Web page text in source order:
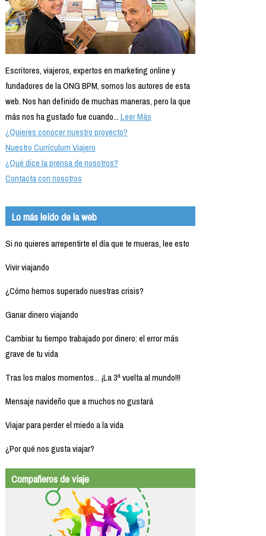
Escritores, viajeros, expertos en marketing online y
fundadores de la ONG BPM, somos los autores de esta
web. Nos han definido de muchas maneras, pero la que
más nos ha gustado fue cuando...Leer Más
¿Quieres conocer nuestro proyecto?
Nuestro Currículum Viajero
¿Qué dice la prensa de nosotros?
Contacta con nosotros
Lo más leído de la web
Si no quieres arrepentirte el día que te mueras, lee esto
Vivir viajando
¿Cómo hemos superado nuestras crisis?
Ganar dinero viajando
Cambiar tu tiempo trabajado por dinero: el error más
grave de tu vida
Tras los malos momentos... ¡La 3ª vuelta al mundo!!!
Mensaje navideño que a muchos no gustará
Viajar para perder el miedo a la vida
¿Por qué nos gusta viajar?
Compañeros de viaje